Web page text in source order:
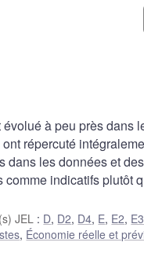
à peu près dans
répercuté
dans les données et des
comme indicatifs plutôt
JEL : D, D2, D4, E, E2, E3
, Économie réelle et